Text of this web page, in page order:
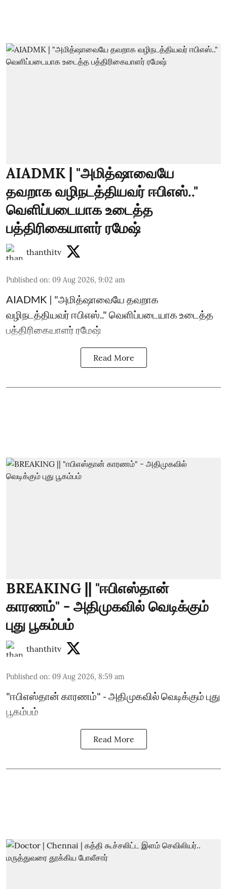
AIADMK | "அமித்ஷாவையே
தவறாக வழிநடத்தியவர் ஈபிஎஸ்.."
வெளிப்படையாக உடைத்த
பத்திரிகையாளர் ரமேஷ்
thanthitv
Published on: 09 Aug 2026, 9:02 am
AIADMK | "அமித்ஷாவையே தவறாக
வழிநடத்தியவர் ஈபிஎஸ்.." வெளிப்படையாக உடைத்த
பத்திரிகையாளர் ரமேஷ்
Read More
BREAKING || "ஈபிஎஸ்தான்
காரணம்" - அதிமுகவில் வெடிக்கும்
புது பூகம்பம்
thanthitv
Published on: 09 Aug 2026, 8:59 am
"ஈபிஎஸ்தான் காரணம்" - அதிமுகவில் வெடிக்கும் புது
பூகம்பம்
Read More